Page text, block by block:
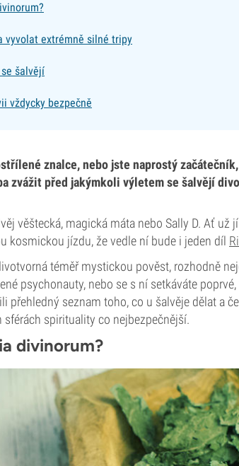
vyvolat extrémně silné tripy
šalvějí
vždycky bezpečně
znalce, nebo jste naprostý
zvážit před jakýmkoli výletem se šalvějí
věštecká, magická máta nebo Sally D. Ať
kosmickou jízdu, že vedle ní bude i jeden díl
téměř mystickou pověst, rozhodně
psychonauty, nebo se s ní setkáváte
přehledný seznam toho, co u šalvěje dělat a
spirituality co nejbezpečnější.
divinorum?